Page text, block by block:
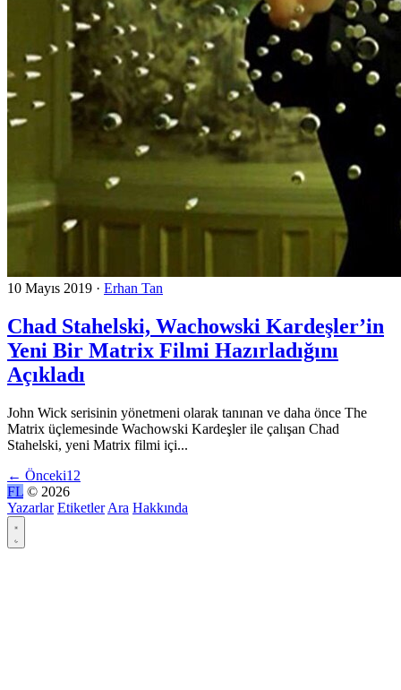
10 Mayıs 2019 · Erhan Tan
Chad Stahelski, Wachowski Kardeşler’in
Yeni Bir Matrix Filmi Hazırladığını
Açıkladı
John Wick serisinin yönetmeni olarak tanınan ve daha önce The
Matrix üçlemesinde Wachowski Kardeşler ile çalışan Chad
Stahelski, yeni Matrix filmi içi...
← Önceki1 2
FL © 2026
Yazarlar Etiketler Ara Hakkında